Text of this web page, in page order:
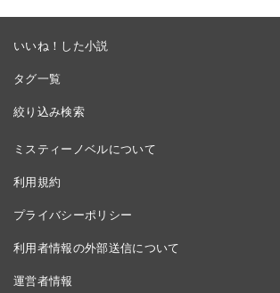
いいね！した小説
タグ一覧
絞り込み検索
ミスティーノベルについて
利用規約
プライバシーポリシー
利用者情報の外部送信について
運営者情報